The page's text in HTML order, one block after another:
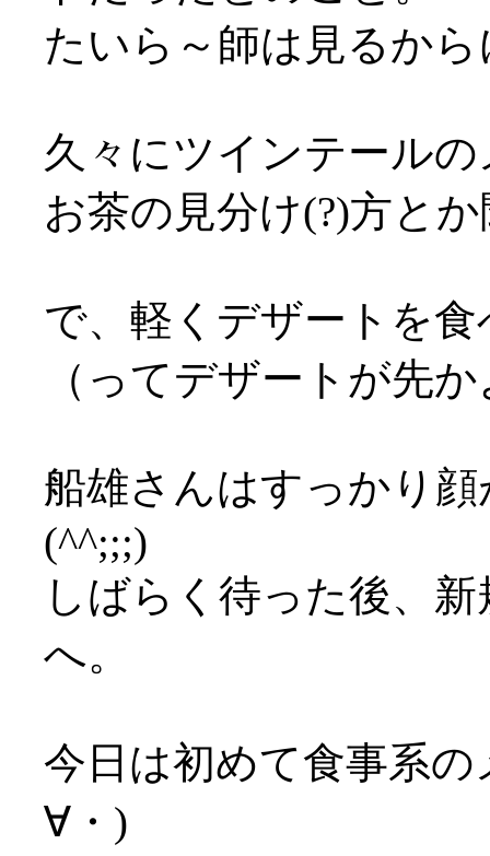
たいら～師は見るか
久々にツインテール
お茶の見分け(?)方と
で、軽くデザートを
（ってデザートが先
船雄さんはすっかり
(^^;;;)
しばらく待った後、
へ。
今日は初めて食事系
∀・)